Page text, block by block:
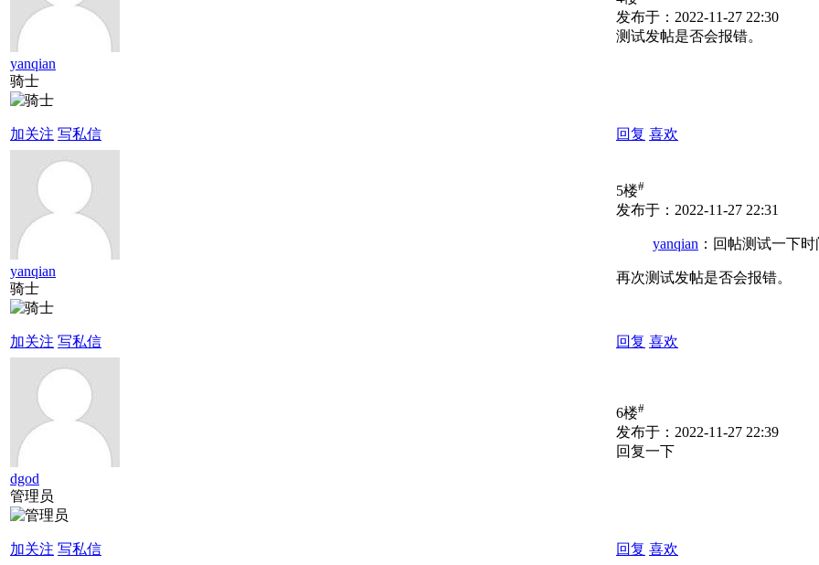
yanqian
骑士
加关注 写私信
发布于：2022-11-27 22:30
测试发帖是否会报错。
回复 喜欢
yanqian
骑士
加关注 写私信
5楼#
发布于：2022-11-27 22:31
yanqian ：回帖测试一下时
再次测试发帖是否会报错。
回复 喜欢
dgod
管理员
加关注 写私信
6楼#
发布于：2022-11-27 22:39
回复一下
回复 喜欢